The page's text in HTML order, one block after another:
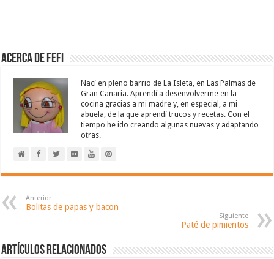
Acerca de Fefi
Nací en pleno barrio de La Isleta, en Las Palmas de
Gran Canaria. Aprendí a desenvolverme en la
cocina gracias a mi madre y, en especial, a mi
abuela, de la que aprendí trucos y recetas. Con el
tiempo he ido creando algunas nuevas y adaptando
otras.
Anterior
Bolitas de papas y bacon
Siguiente
Paté de pimientos
Artículos relacionados